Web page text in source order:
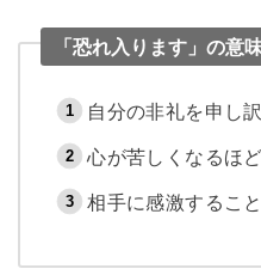
「恐れ入ります」の意
自分の非礼を申し
心が苦しくなるほ
相手に感激すること